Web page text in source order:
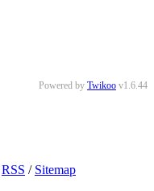
Powered by Twikoo v1.6.44
RSS / Sitemap